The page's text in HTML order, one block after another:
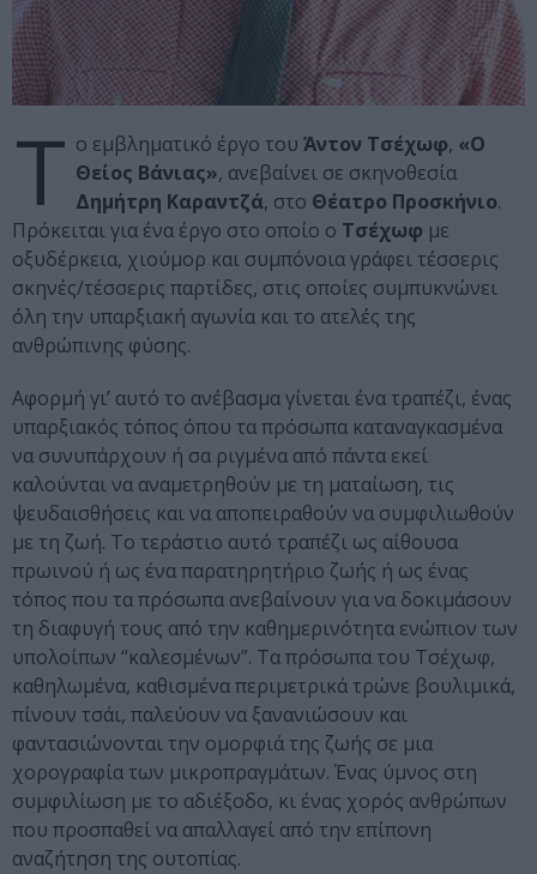
Τ ο εμβληματικό έργο του Άντον Τσέχωφ, «Ο
Θείος Βάνιας», ανεβαίνει σε σκηνοθεσία
Δημήτρη Καραντζά, στο Θέατρο Προσκήνιο.
Πρόκειται για ένα έργο στο οποίο ο Τσέχωφ με
οξυδέρκεια, χιούμορ και συμπόνοια γράφει τέσσερις
σκηνές/τέσσερις παρτίδες, στις οποίες συμπυκνώνει
όλη την υπαρξιακή αγωνία και το ατελές της
ανθρώπινης φύσης.
Αφορμή γι’ αυτό το ανέβασμα γίνεται ένα τραπέζι, ένας
υπαρξιακός τόπος όπου τα πρόσωπα καταναγκασμένα
να συνυπάρχουν ή σα ριγμένα από πάντα εκεί
καλούνται να αναμετρηθούν με τη ματαίωση, τις
ψευδαισθήσεις και να αποπειραθούν να συμφιλιωθούν
με τη ζωή. Το τεράστιο αυτό τραπέζι ως αίθουσα
πρωινού ή ως ένα παρατηρητήριο ζωής ή ως ένας
τόπος που τα πρόσωπα ανεβαίνουν για να δοκιμάσουν
τη διαφυγή τους από την καθημερινότητα ενώπιον των
υπολοίπων “καλεσμένων”. Τα πρόσωπα του Τσέχωφ,
καθηλωμένα, καθισμένα περιμετρικά τρώνε βουλιμικά,
πίνουν τσάι, παλεύουν να ξανανιώσουν και
φαντασιώνονται την ομορφιά της ζωής σε μια
χορογραφία των μικροπραγμάτων. Ένας ύμνος στη
συμφιλίωση με το αδιέξοδο, κι ένας χορός ανθρώπων
που προσπαθεί να απαλλαγεί από την επίπονη
αναζήτηση της ουτοπίας.